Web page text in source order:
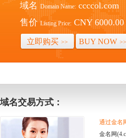
域名 Domain Name: ccccol.com
售价 Listing Price: CNY 6000.00
立即购买 >> BUY NOW >>
域名交易方式：
通过金名
金名网